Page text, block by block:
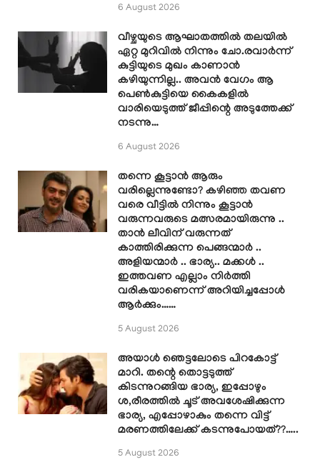
6 August 2026
വീഴ്ചയുടെ ആഘാതത്തിൽ തലയിൽ
ഏറ്റ മുറിവിൽ നിന്നും ചോ.രവാർന്ന്
കുട്ടിയുടെ മുഖം കാണാൻ
കഴിയുന്നില്ല.. അവൻ വേഗം ആ
പെൺകുട്ടിയെ കൈകളിൽ
വാരിയെടുത്ത് ജീപ്പിന്റെ അടുത്തേക്ക്
നടന്നു…
6 August 2026
തന്നെ കൂട്ടാൻ ആരും
വരില്ലെന്നുണ്ടോ? കഴിഞ്ഞ തവണ
വരെ വീട്ടിൽ നിന്നും കൂട്ടാൻ
വരുന്നവരുടെ മത്സരമായിരുന്നു ..
താൻ ലീവിന് വരുന്നത്
കാത്തിരിക്കുന്ന പെങ്ങന്മാർ ..
അളിയന്മാർ .. ഭാര്യ.. മക്കൾ ..
ഇത്തവണ എല്ലാം നിർത്തി
വരികയാണെന്ന് അറിയിച്ചപ്പോൾ
ആർക്കും……
5 August 2026
അയാൾ ഞെട്ടലോടെ പിറകോട്ട്
മാറി. തന്റെ തൊട്ടടുത്ത്
കിടന്നുറങ്ങിയ ഭാര്യ, ഇപ്പോഴും
ശ,രീരത്തിൽ ചൂട് അവശേഷിക്കുന്ന
ഭാര്യ, എപ്പോഴാകും തന്നെ വിട്ട്
മരണത്തിലേക്ക് കടന്നുപോയത്??…..
5 August 2026